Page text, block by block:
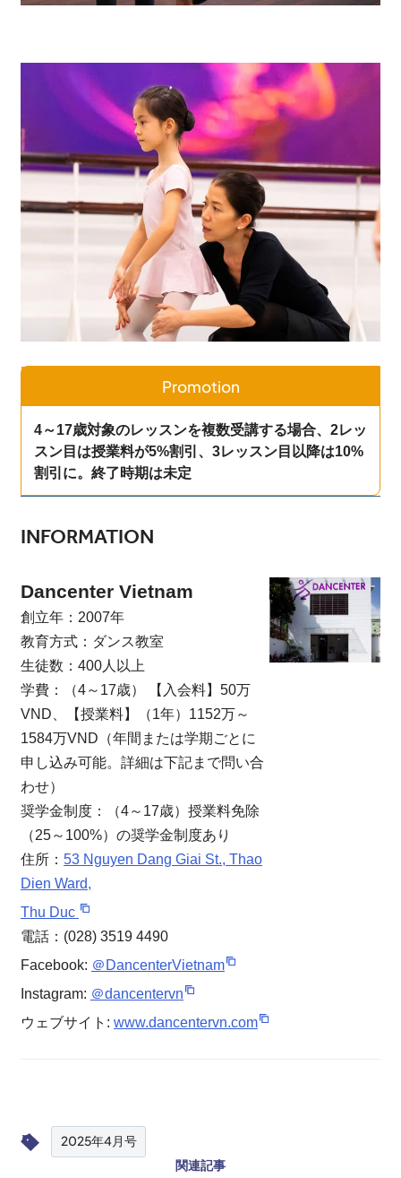
Promotion
4～17歳対象のレッスンを複数受講する場合、2レッ
スン目は授業料が5%割引、3レッスン目以降は10%
割引に。終了時期は未定
INFORMATION
Dancenter Vietnam
創立年：2007年
教育方式：ダンス教室
生徒数：400人以上
学費：（4～17歳） 【入会料】50万
VND、【授業料】（1年）1152万～
1584万VND（年間または学期ごとに
申し込み可能。詳細は下記まで問い合
わせ）
奨学金制度：（4～17歳）授業料免除
（25～100%）の奨学金制度あり
住所： 53 Nguyen Dang Giai St., Thao
Dien Ward,
Thu Duc
電話：(028) 3519 4490
Facebook: ＠DancenterVietnam
Instagram: ＠dancentervn
ウェブサイト: www.dancentervn.com
2025年4月号
関連記事